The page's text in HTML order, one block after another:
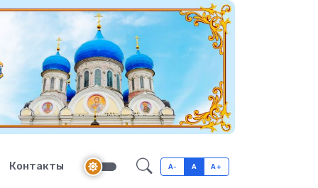
Контакты A- A A+